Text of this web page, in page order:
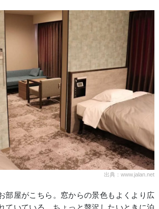
出典：www.jalan.net
部屋がこちら。窓からの景色もよくより広